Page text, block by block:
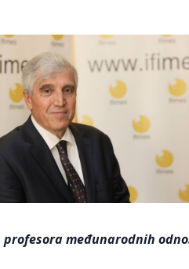
profesora međunarodnih